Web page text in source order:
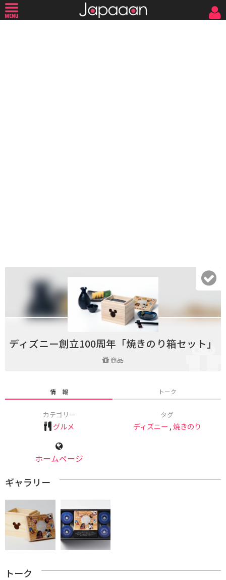
ディズニー創立100周年「焼きのり箱セット」
商品
情 報 トーク
カテゴリー
グルメ
タグ
ディズニー ,焼きのり
ホームページ
ギャラリー
トーク